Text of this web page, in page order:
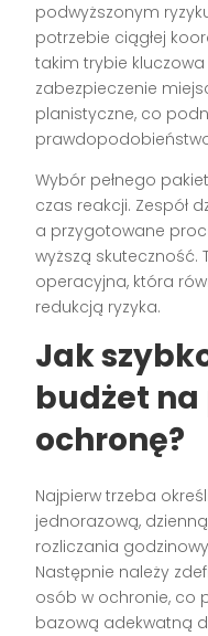
podwyższonym
potrzebie ciągłej
takim trybie
zabezpieczenie
planistyczne, co
Wybór pełnego
czas reakcji. Zespół
a przygotowane
wyższą skuteczność.
operacyjna, która
redukcją ryzyka.
Jak
budżet
ochronę?
Najpierw trzeba
jednorazową,
rozliczania
Następnie należy
osób w ochronie, co
bazową adekwatną